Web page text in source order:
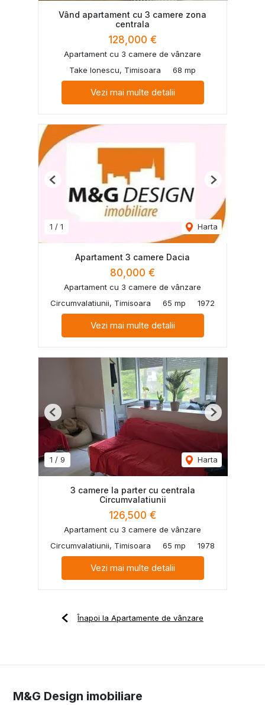
Vând apartament cu 3 camere zona
centrala
128,000 €
Apartament cu 3 camere de vânzare
Take Ionescu, Timisoara
68 mp
Vezi mai multe detalii
1 / 1 Harta
Previous Next
Apartament 3 camere Dacia
80,000 €
Apartament cu 3 camere de vânzare
Circumvalatiunii, Timisoara
65 mp 1972
Vezi mai multe detalii
1 / 9 Harta
Previous Next
3 camere la parter cu centrala
Circumvalatiunii
126,500 €
Apartament cu 3 camere de vânzare
Circumvalatiunii, Timisoara
65 mp 1978
Vezi mai multe detalii
Înapoi la Apartamente de vânzare
M&G Design imobiliare